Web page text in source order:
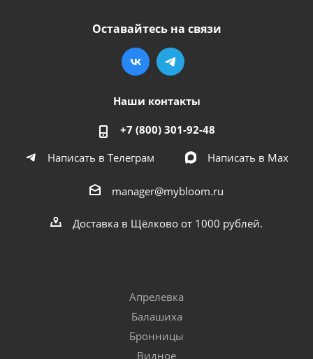
Оставайтесь на связи
Наши контакты
+7 (800) 301-92-48
Написать в Телеграм
Написать в Мах
manager@mybloom.ru
Доставка в Щёлково от 1000 рублей.
Апрелевка
Балашиха
Бронницы
Видное